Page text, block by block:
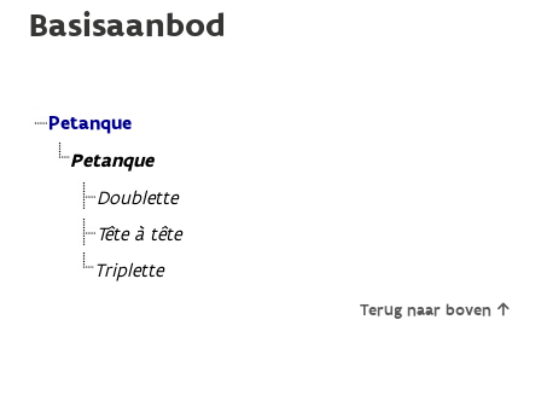
Basisaanbod
Petanque
Petanque
Doublette
Tête à tête
Triplette
Terug naar boven